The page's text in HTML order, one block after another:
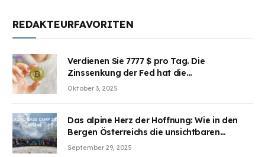
REDAKTEURFAVORITEN
Verdienen Sie 7777 $ pro Tag. Die
Zinssenkung der Fed hat die
Aufmerksamkeit des Marktes erregt.
Oktober 3, 2025
Das alpine Herz der Hoffnung: Wie in den
Bergen Österreichs die unsichtbaren
Wunden des Kriegesheilen
September 29, 2025